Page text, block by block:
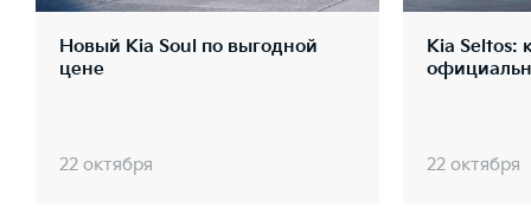
Новый Kia Soul по выгодной
цене
22 октября
Kia Seltos:
22 октября